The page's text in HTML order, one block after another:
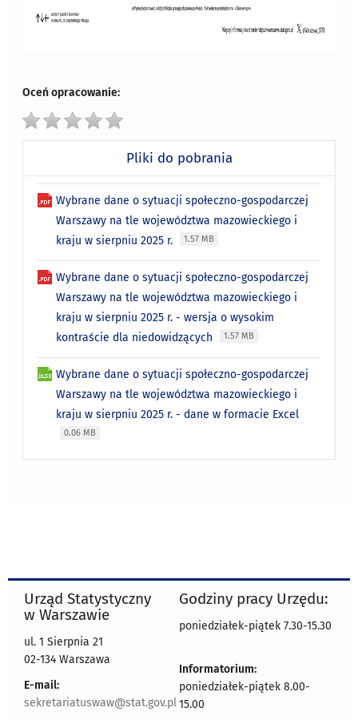
Oceń opracowanie:
Pliki do pobrania
Wybrane dane o sytuacji społeczno-gospodarczej
Warszawy na tle województwa mazowieckiego i
kraju w sierpniu 2025 r.
1.57 MB
Wybrane dane o sytuacji społeczno-gospodarczej
Warszawy na tle województwa mazowieckiego i
kraju w sierpniu 2025 r. - wersja o wysokim
kontraście dla niedowidzących
1.57 MB
Wybrane dane o sytuacji społeczno-gospodarczej
Warszawy na tle województwa mazowieckiego i
kraju w sierpniu 2025 r. - dane w formacie Excel
0.06 MB
Urząd Statystyczny
w Warszawie
ul. 1 Sierpnia 21
02-134 Warszawa
E-mail:
sekretariatuswaw@stat.gov.pl
Godziny pracy Urzędu:
poniedziałek-piątek 7.30-15.30
Informatorium:
poniedziałek-piątek 8.00-
15.00